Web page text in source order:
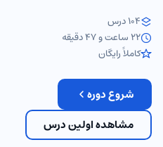
104 درس
22 ساعت و 47 دقیقه
کاملاً رایگان
شروع دوره
مشاهده اولین درس